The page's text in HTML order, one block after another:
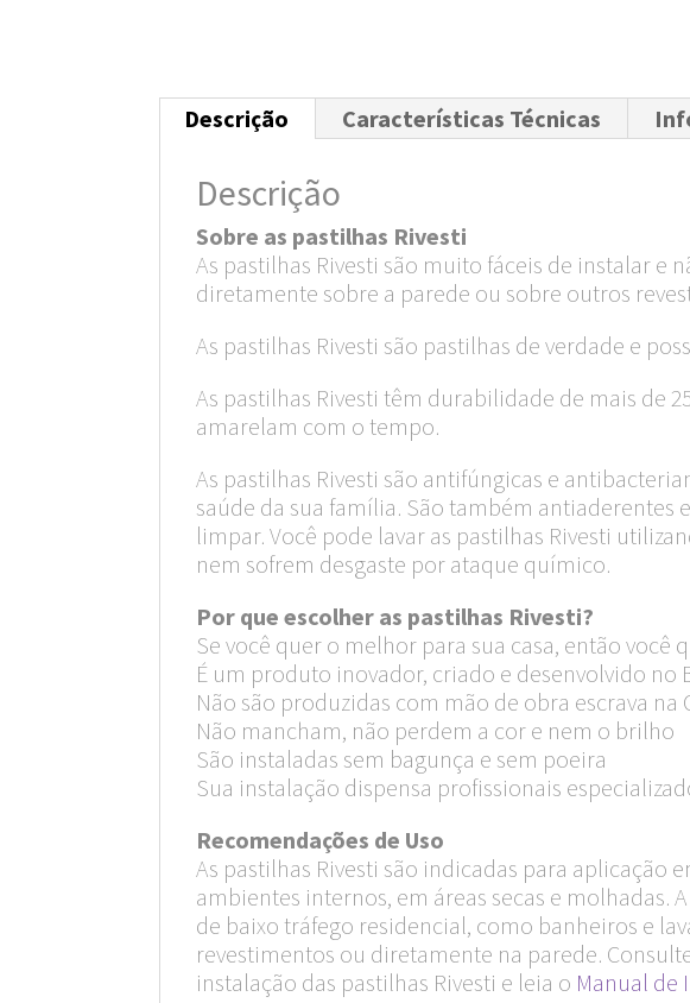
Descrição Características Técnicas
Descrição
Sobre as pastilhas Rivesti
As pastilhas Rivesti são muito fáceis de instalar e
diretamente sobre a parede ou sobre outros
As pastilhas Rivesti são pastilhas de verdade e
As pastilhas Rivesti têm durabilidade de mais de
amarelam com o tempo.
As pastilhas Rivesti são antifúngicas e
saúde da sua família. São também antiaderentes
limpar. Você pode lavar as pastilhas Rivesti
nem sofrem desgaste por ataque químico.
Por que escolher as pastilhas Rivesti?
Se você quer o melhor para sua casa, então você
É um produto inovador, criado e desenvolvido no
Não são produzidas com mão de obra escrava
Não mancham, não perdem a cor e nem o brilho
São instaladas sem bagunça e sem poeira
Sua instalação dispensa profissionais
Recomendações de Uso
As pastilhas Rivesti são indicadas para aplicação
ambientes internos, em áreas secas e molhadas.
de baixo tráfego residencial, como banheiros e
revestimentos ou diretamente na parede.
instalação das pastilhas Rivesti e leia o Manual de